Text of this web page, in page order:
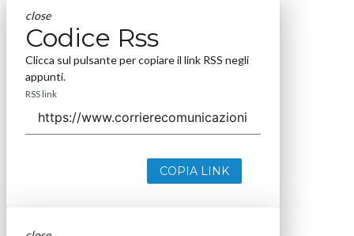
close
Codice Rss
Clicca sul pulsante per copiare il link RSS negli
appunti.
RSS link
COPIA LINK